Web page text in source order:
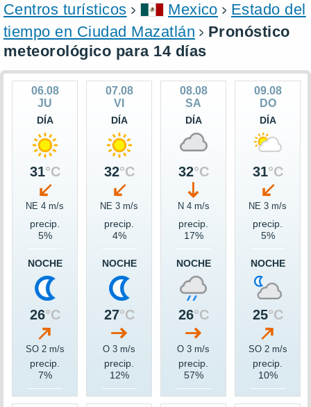
Centros turísticos Mexico
Estado del
tiempo en Ciudad Mazatlán
Pronóstico
meteorológico para 14 días
06.08
JU
DÍA
31°C
NE 4 m/s
precip.
5%
NOCHE
26°C
SO 2 m/s
precip.
7%
07.08
VI
DÍA
32°C
NE 3 m/s
precip.
4%
NOCHE
27°C
O 3 m/s
precip.
12%
08.08
SA
DÍA
32°C
N 4 m/s
precip.
17%
NOCHE
26°C
O 3 m/s
precip.
57%
09.08
DO
DÍA
31°C
NE 3 m/s
precip.
5%
NOCHE
25°C
SO 2 m/s
precip.
10%